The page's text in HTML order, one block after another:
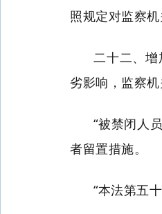
照规定对监察
二十二、
劣影响，监察
“被禁闭人
者留置措施。
“本法第五